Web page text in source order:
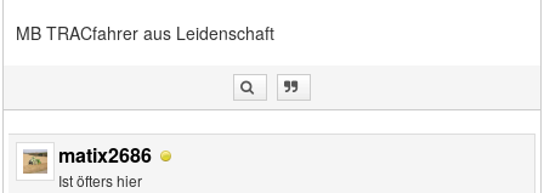
MB TRACfahrer aus Leidenschaft
matix2686
Ist öfters hier